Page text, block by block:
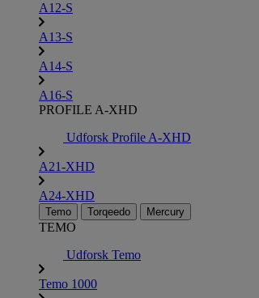
A12-S
A13-S
A14-S
A16-S
PROFILE A-XHD
Udforsk Profile A-XHD
A21-XHD
A24-XHD
Temo Torqeedo Mercury
TEMO
Udforsk Temo
Temo 1000